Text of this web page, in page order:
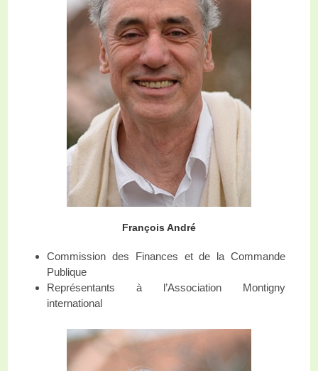
François André
Commission des Finances et de la Commande
Publique
Représentants à l’Association Montigny
international